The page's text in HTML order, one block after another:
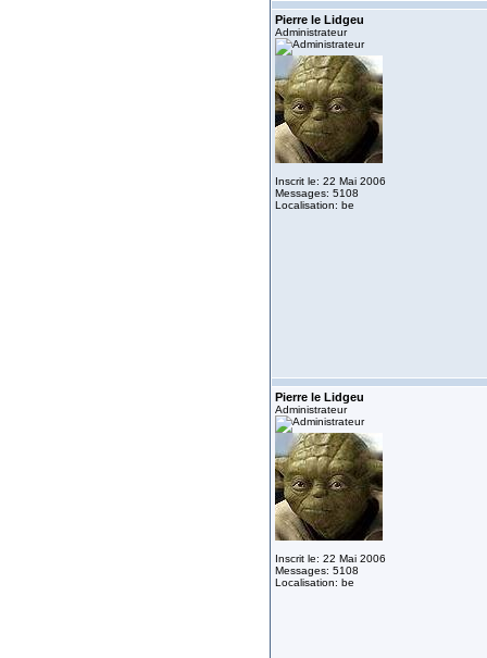
Pierre le Lidgeu
Administrateur
Inscrit le: 22 Mai 2006
Messages: 5108
Localisation: be
Pierre le Lidgeu
Administrateur
Inscrit le: 22 Mai 2006
Messages: 5108
Localisation: be